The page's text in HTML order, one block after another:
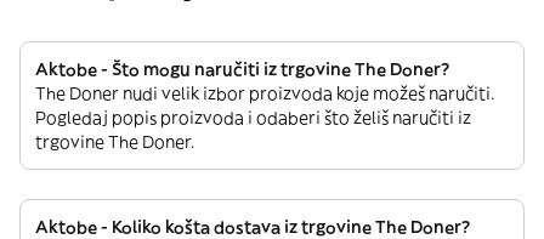
Aktobe - Što mogu naručiti iz trgovine The Doner?
The Doner nudi velik izbor proizvoda koje možeš naručiti.
Pogledaj popis proizvoda i odaberi što želiš naručiti iz
trgovine The Doner.
Aktobe - Koliko košta dostava iz trgovine The Doner?